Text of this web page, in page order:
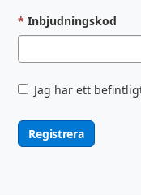
Inbjudningskod
Jag har ett
Registrera